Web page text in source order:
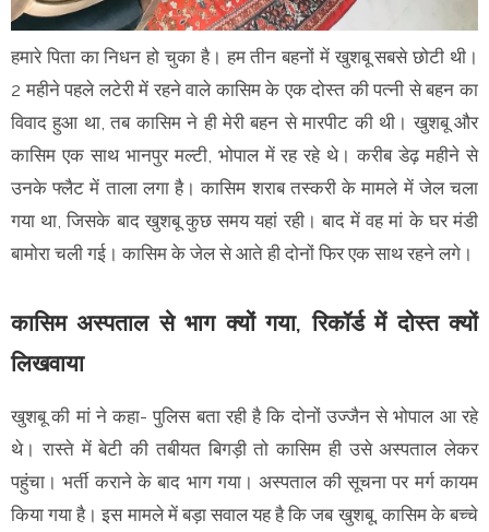
हमारे पिता का निधन हो चुका है। हम तीन बहनों में खुशबू सबसे छोटी थी।
2 महीने पहले लटेरी में रहने वाले कासिम के एक दोस्त की पत्नी से बहन का
विवाद हुआ था, तब कासिम ने ही मेरी बहन से मारपीट की थी। खुशबू और
कासिम एक साथ भानपुर मल्टी, भोपाल में रह रहे थे। करीब डेढ़ महीने से
उनके फ्लैट में ताला लगा है। कासिम शराब तस्करी के मामले में जेल चला
गया था, जिसके बाद खुशबू कुछ समय यहां रही। बाद में वह मां के घर मंडी
बामोरा चली गई। कासिम के जेल से आते ही दोनों फिर एक साथ रहने लगे।
कासिम अस्पताल से भाग क्यों गया, रिकॉर्ड में दोस्त क्यों
लिखवाया
खुशबू की मां ने कहा- पुलिस बता रही है कि दोनों उज्जैन से भोपाल आ रहे
थे। रास्ते में बेटी की तबीयत बिगड़ी तो कासिम ही उसे अस्पताल लेकर
पहुंचा। भर्ती कराने के बाद भाग गया। अस्पताल की सूचना पर मर्ग कायम
किया गया है। इस मामले में बड़ा सवाल यह है कि जब खुशबू, कासिम के बच्चे